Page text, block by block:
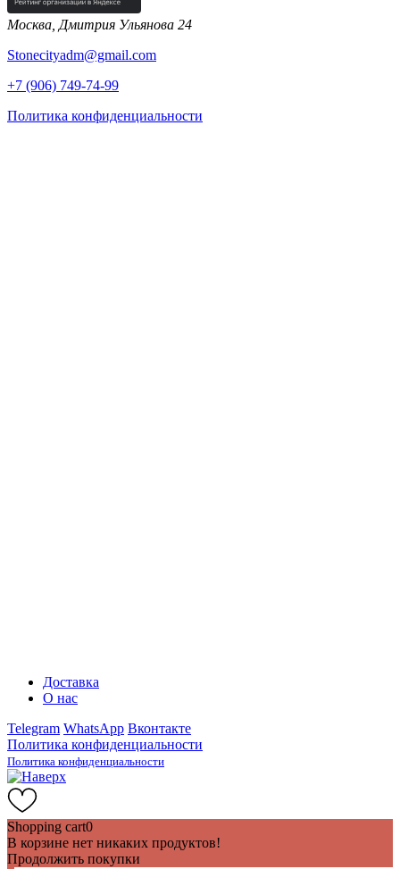
Москва, Дмитрия Ульянова 24
Stonecityadm@gmail.com
+7 (906) 749-74-99
Политика конфиденциальности
Доставка
О нас
Telegram WhatsApp Вконтакте
Политика конфиденциальности
Политика конфиденциальности
Shopping cart0
В корзине нет никаких продуктов!
Продолжить покупки